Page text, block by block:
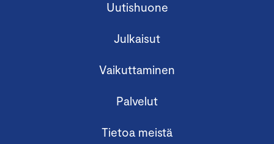
Uutishuone
Julkaisut
Vaikuttaminen
Palvelut
Tietoa meistä